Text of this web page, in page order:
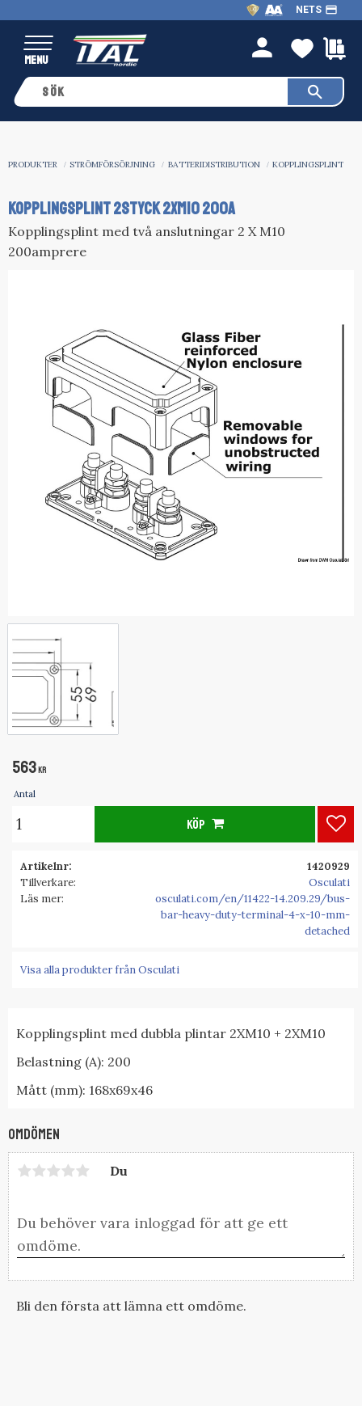
Meny
NETS payment
person
PRODUKTER STRÖMFÖRSÖRJNING BATTERIDISTRIBUTION KOPPLINGSPLINT
KOPPLINGSPLINT 2styck 2xM10 200A
Kopplingsplint med två anslutningar 2 X M10
200amprere
563KR
Antal
KÖP
Artikelnr
1420929
Tillverkare
Osculati
Läs mer
osculati.com/en/11422-14.209.29/bus-
bar-heavy-duty-terminal-4-x-10-mm-
detached
Visa alla produkter från Osculati
Kopplingsplint med dubbla plintar 2XM10 + 2XM10
Belastning (A): 200
Mått (mm): 168x69x46
Omdömen
Du
Bli den första att lämna ett omdöme.